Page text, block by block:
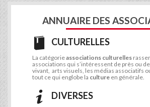
ANNUAIRE DES
CULTURELLES
La catégorieassociations culturelles
associations qui s’intéressent de près ou
vivant, arts visuels, les médias associatifs
tout ce qui englobe la culture en générale.
DIVERSES